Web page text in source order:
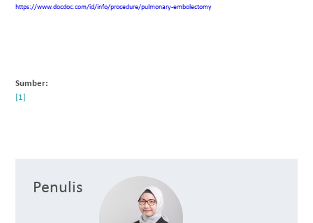
https://www.docdoc.com/id/info/procedure/pulmonary-embolectomy
Sumber:
Penulis